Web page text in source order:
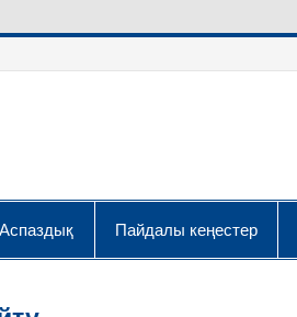
Аспаздық Пайдалы кеңестер